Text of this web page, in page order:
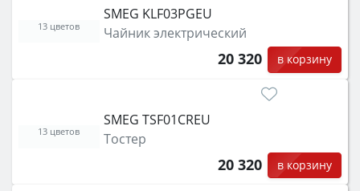
SMEG KLF03PGEU
Чайник электрический
20 320 в корзину
13 цветов
SMEG TSF01CREU
Тостер
20 320 в корзину
13 цветов